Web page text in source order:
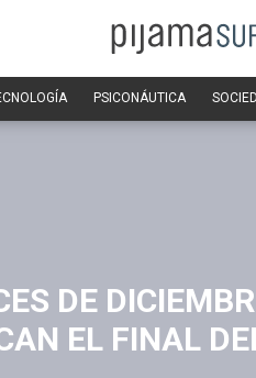
PSICONÁUTICA
DE
EL FINAL